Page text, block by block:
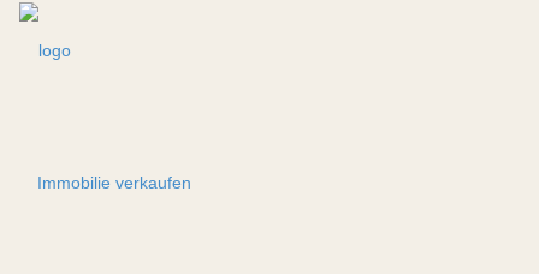
Immobilie verkaufen